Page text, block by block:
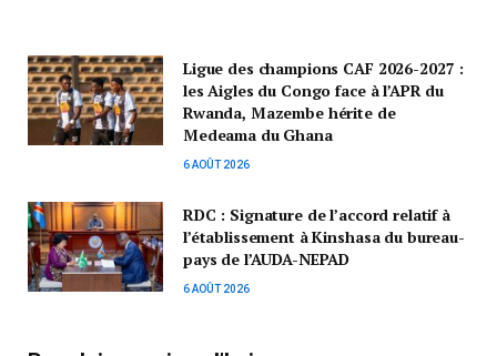
Ligue des champions CAF 2026-2027 :
les Aigles du Congo face à l’APR du
Rwanda, Mazembe hérite de
Medeama du Ghana
6 AOÛT 2026
RDC : Signature de l’accord relatif à
l’établissement à Kinshasa du bureau-
pays de l’AUDA-NEPAD
6 AOÛT 2026